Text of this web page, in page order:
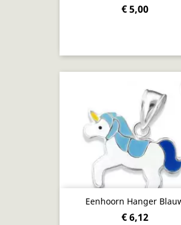
€ 5,00
Eenhoorn Hanger
€ 6,12